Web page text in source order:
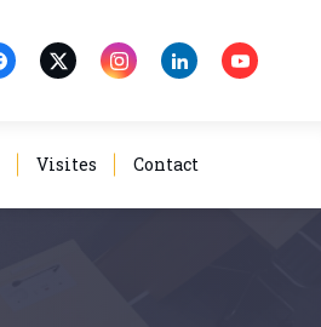
Visites Contact